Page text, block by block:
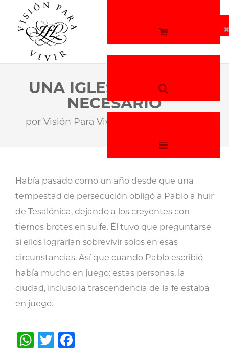
UNA IGLESIA CON LO
NECESARIO
por Visión Para Vivir
Había pasado como un año desde que una
tempestad de persecución obligó a Pablo a huir
de Tesalónica, dejando a los creyentes con
tiernos brotes en su fe. Él tuvo que preguntarse
si ellos lograrían sobrevivir solos en esas
circunstancias. Así que cuando Pablo escribió
había mucho en juego: estas personas, la
ciudad, incluso la trascendencia de la fe estaba
en juego.
WhatsApp
Twitter